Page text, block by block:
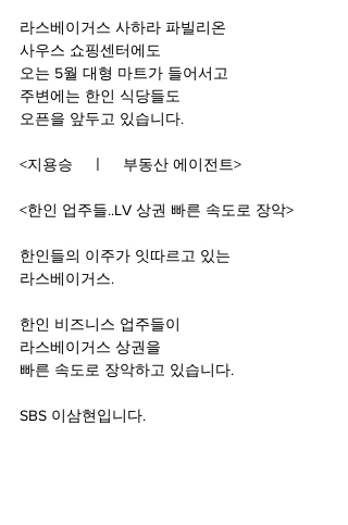
라스베이거스 사하라 파빌리온
사우스 쇼핑센터에도
오는 5월 대형 마트가 들어서고
주변에는 한인 식당들도
오픈을 앞두고 있습니다.
<지용승    ㅣ    부동산 에이전트>
<한인 업주들..LV 상권 빠른 속도로 장악>
한인들의 이주가 잇따르고 있는
라스베이거스.
한인 비즈니스 업주들이
라스베이거스 상권을
빠른 속도로 장악하고 있습니다.
SBS 이삼현입니다.